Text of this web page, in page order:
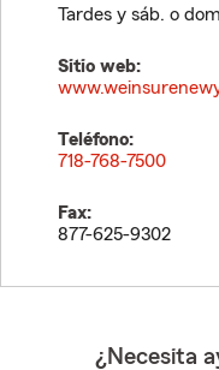
Tardes y sáb. o
Sitio web:
Teléfono:
718-768-7500
Fax:
877-625-9302
¿Necesita